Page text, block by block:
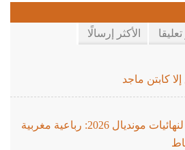
تعليقا الأكثر إرسالًا
كابتن ماجد
أسود الأطلس يستعدون لنهائيات مونديال 2026: رباعية مغربية